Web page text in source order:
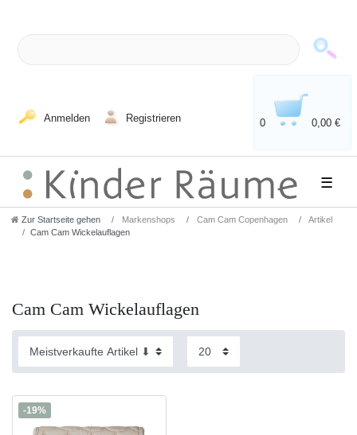
Anmelden Registrieren 0 0,00 €
☰
Zur Startseite gehen Markenshops Cam Cam Copenhagen
Artikel
Cam Cam Wickelauflagen
Cam Cam Wickelauflagen
-19%